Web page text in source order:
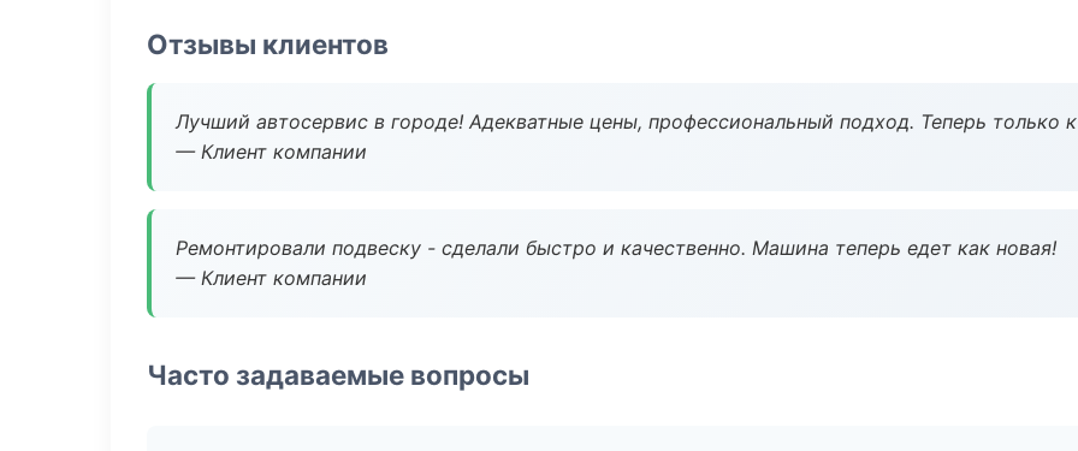
Отзывы клиентов
Лучший автосервис в городе! Адекватные цены, профессиональный подход. Теперь только
— Клиент компании
Ремонтировали подвеску - сделали быстро и качественно. Машина теперь едет как новая!
— Клиент компании
Часто задаваемые вопросы